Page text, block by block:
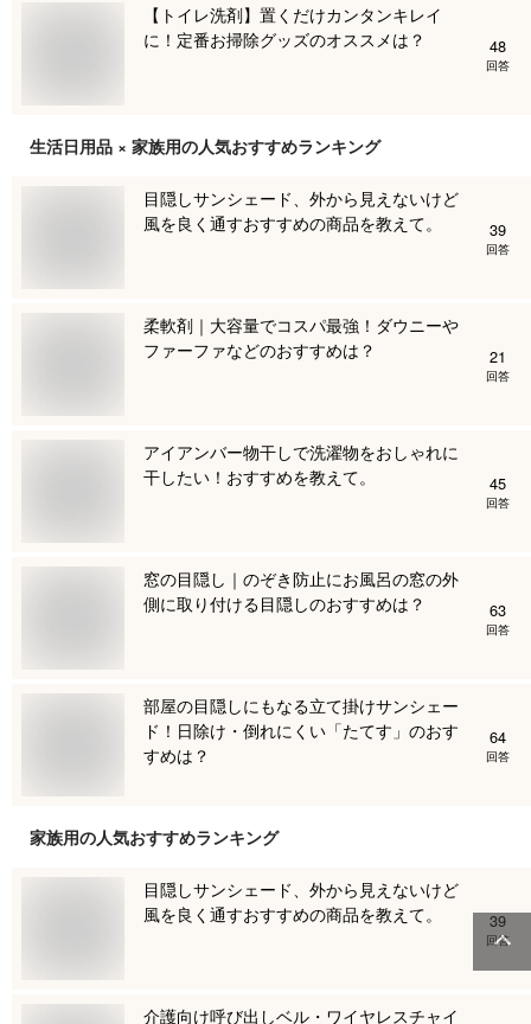
【トイレ洗剤】置くだけカンタンキレイ
に！定番お掃除グッズのオススメは？
48
回答
生活日用品 × 家族用の人気おすすめランキング
目隠しサンシェード、外から見えないけど
風を良く通すおすすめの商品を教えて。
39
回答
柔軟剤｜大容量でコスパ最強！ダウニーや
ファーファなどのおすすめは？
21
回答
アイアンバー物干しで洗濯物をおしゃれに
干したい！おすすめを教えて。
45
回答
窓の目隠し｜のぞき防止にお風呂の窓の外
側に取り付ける目隠しのおすすめは？
63
回答
部屋の目隠しにもなる立て掛けサンシェー
ド！日除け・倒れにくい「たてす」のおす
すめは？
64
回答
家族用の人気おすすめランキング
目隠しサンシェード、外から見えないけど
風を良く通すおすすめの商品を教えて。
39
回答
介護向け呼び出しベル・ワイヤレスチャイ